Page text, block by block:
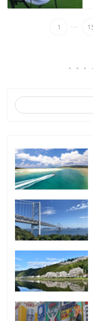
1 ...